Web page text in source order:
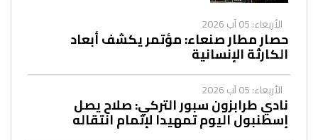
الأربعاء: 05 آب 2026
حصار مطار صنعاء: مؤتمر يكشف أبعاد
الكارثة الإنسانية
الأربعاء: 05 آب 2026
نادي طرابزون سبور التركي: صلاح يصل
إسطنبول اليوم تمهيدا لإتمام انتقاله